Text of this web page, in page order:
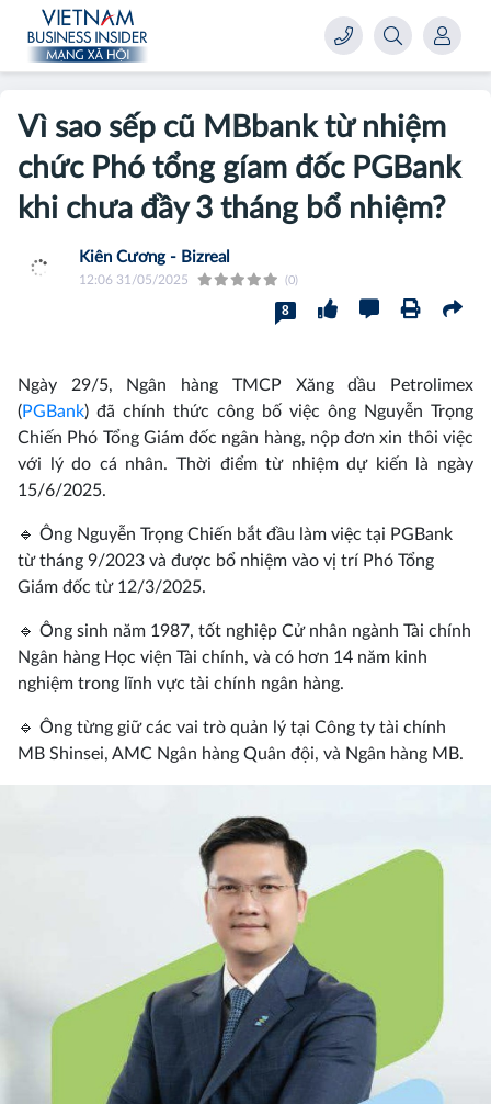
Vì sao sếp cũ MBbank từ nhiệm
chức Phó tổng gíam đốc PGBank
khi chưa đầy 3 tháng bổ nhiệm?
Kiên Cương - Bizreal
12:06 31/05/2025 (0)
8
Ngày 29/5, Ngân hàng TMCP Xăng dầu Petrolimex
(PGBank) đã chính thức công bố việc ông Nguyễn Trọng
Chiến Phó Tổng Giám đốc ngân hàng, nộp đơn xin thôi việc
với lý do cá nhân. Thời điểm từ nhiệm dự kiến là ngày
15/6/2025.
🔹 Ông Nguyễn Trọng Chiến bắt đầu làm việc tại PGBank
từ tháng 9/2023 và được bổ nhiệm vào vị trí Phó Tổng
Giám đốc từ 12/3/2025.
🔹 Ông sinh năm 1987, tốt nghiệp Cử nhân ngành Tài chính
Ngân hàng Học viện Tài chính, và có hơn 14 năm kinh
nghiệm trong lĩnh vực tài chính ngân hàng.
🔹 Ông từng giữ các vai trò quản lý tại Công ty tài chính
MB Shinsei, AMC Ngân hàng Quân đội, và Ngân hàng MB.